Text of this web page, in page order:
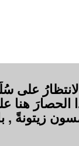
هنا
زيتونةً ,